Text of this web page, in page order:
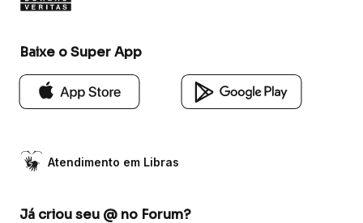
Baixe o Super App
Atendimento em Libras
Já criou seu @ no Forum?